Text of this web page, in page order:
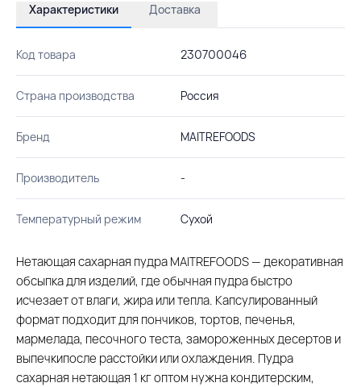
Характеристики Доставка
Код товара 230700046
Страна производства Россия
Бренд MAITREFOODS
Производитель -
Температурный режим Сухой
Нетающая сахарная пудра MAITREFOODS — декоративная
обсыпка для изделий, где обычная пудра быстро
исчезает от влаги, жира или тепла. Капсулированный
формат подходит для пончиков, тортов, печенья,
мармелада, песочного теста, замороженных десертов и
выпечкипосле расстойки или охлаждения. Пудра
сахарная нетающая 1 кг оптом нужна кондитерским,